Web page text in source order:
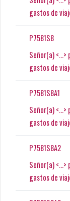
gastos de
P7581S8
Señor(a)
gastos de
P7581S8A1
Señor(a)
gastos de
P7581S8A2
Señor(a)
gastos de